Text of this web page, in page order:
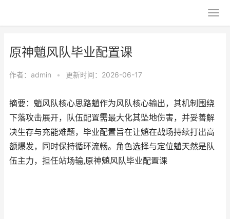
原神魈风队毕业配置课
作者： admin • 更新时间：2026-06-17
摘要：魈风队核心思路魈作为风队核心输出，其机制围绕
下落攻击展开，队伍配置需最大化其坠地伤害，并妥善解
决生存与充能难题，毕业配置旨在让魈在战场持续打出高
额爆发，同时保持循环流畅。角色选择与定位魈天然是队
伍主力，担任站场输,原神魈风队毕业配置课